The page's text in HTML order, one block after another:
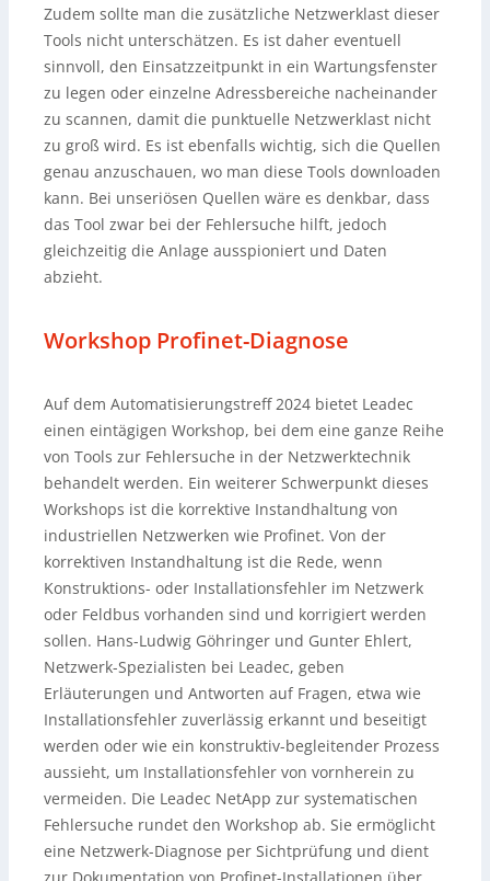
Zudem sollte man die zusätzliche Netzwerklast dieser
Tools nicht unterschätzen. Es ist daher eventuell
sinnvoll, den Einsatzzeitpunkt in ein Wartungsfenster
zu legen oder einzelne Adressbereiche nacheinander
zu scannen, damit die punktuelle Netzwerklast nicht
zu groß wird. Es ist ebenfalls wichtig, sich die Quellen
genau anzuschauen, wo man diese Tools downloaden
kann. Bei unseriösen Quellen wäre es denkbar, dass
das Tool zwar bei der Fehlersuche hilft, jedoch
gleichzeitig die Anlage ausspioniert und Daten
abzieht.
Workshop Profinet-Diagnose
Auf dem Automatisierungstreff 2024 bietet Leadec
einen eintägigen Workshop, bei dem eine ganze Reihe
von Tools zur Fehlersuche in der Netzwerktechnik
behandelt werden. Ein weiterer Schwerpunkt dieses
Workshops ist die korrektive Instandhaltung von
industriellen Netzwerken wie Profinet. Von der
korrektiven Instandhaltung ist die Rede, wenn
Konstruktions- oder Installationsfehler im Netzwerk
oder Feldbus vorhanden sind und korrigiert werden
sollen. Hans-Ludwig Göhringer und Gunter Ehlert,
Netzwerk-Spezialisten bei Leadec, geben
Erläuterungen und Antworten auf Fragen, etwa wie
Installationsfehler zuverlässig erkannt und beseitigt
werden oder wie ein konstruktiv-begleitender Prozess
aussieht, um Installationsfehler von vornherein zu
vermeiden. Die Leadec NetApp zur systematischen
Fehlersuche rundet den Workshop ab. Sie ermöglicht
eine Netzwerk-Diagnose per Sichtprüfung und dient